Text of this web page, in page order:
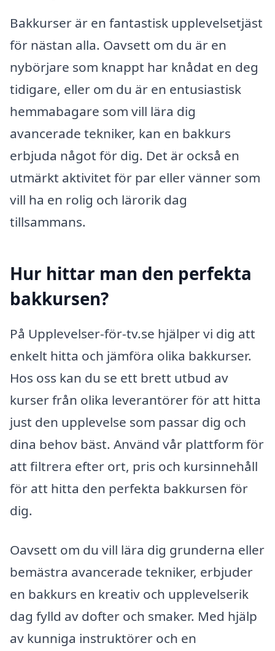
Bakkurser är en fantastisk upplevelsetjäst
för nästan alla. Oavsett om du är en
nybörjare som knappt har knådat en deg
tidigare, eller om du är en entusiastisk
hemmabagare som vill lära dig
avancerade tekniker, kan en bakkurs
erbjuda något för dig. Det är också en
utmärkt aktivitet för par eller vänner som
vill ha en rolig och lärorik dag
tillsammans.
Hur hittar man den perfekta
bakkursen?
På Upplevelser-för-tv.se hjälper vi dig att
enkelt hitta och jämföra olika bakkurser.
Hos oss kan du se ett brett utbud av
kurser från olika leverantörer för att hitta
just den upplevelse som passar dig och
dina behov bäst. Använd vår plattform för
att filtrera efter ort, pris och kursinnehåll
för att hitta den perfekta bakkursen för
dig.
Oavsett om du vill lära dig grunderna eller
bemästra avancerade tekniker, erbjuder
en bakkurs en kreativ och upplevelserik
dag fylld av dofter och smaker. Med hjälp
av kunniga instruktörer och en